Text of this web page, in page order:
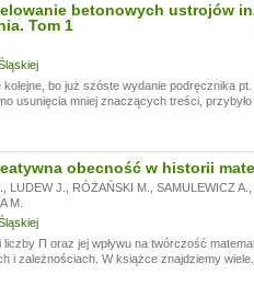
betonowych ustrojów
Tom 1
bo już szóste wydanie podręcznika
usunięcia mniej znaczących treści, przybyło
obecność w historii
LUDEW J. RÓŻAŃSKI M. SAMULEWICZ A.
M.
liczby Π oraz jej wpływu na twórczość
i zależnościach. W książce znajdziemy wiele...